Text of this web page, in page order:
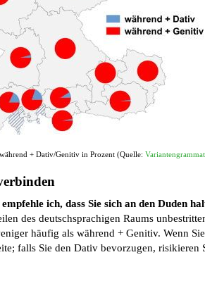
+ Dativ/Genitiv in Prozent (Quelle:
empfehle ich, dass Sie sich an den Duden
des deutschsprachigen Raums
häufig als während + Genitiv. Wenn
falls Sie den Dativ bevorzugen, risikieren